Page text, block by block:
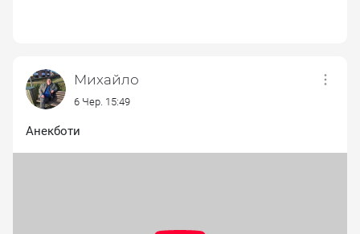
Михайло
6 Чер. 15:49
Анекботи